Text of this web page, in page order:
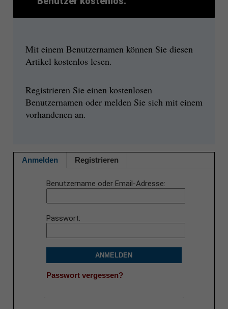
Mit einem Benutzernamen können Sie diesen
Artikel kostenlos lesen.
Registrieren Sie einen kostenlosen
Benutzernamen oder melden Sie sich mit einem
vorhandenen an.
Anmelden Registrieren
Benutzername oder Email-Adresse
Passwort
ANMELDEN
Passwort vergessen?